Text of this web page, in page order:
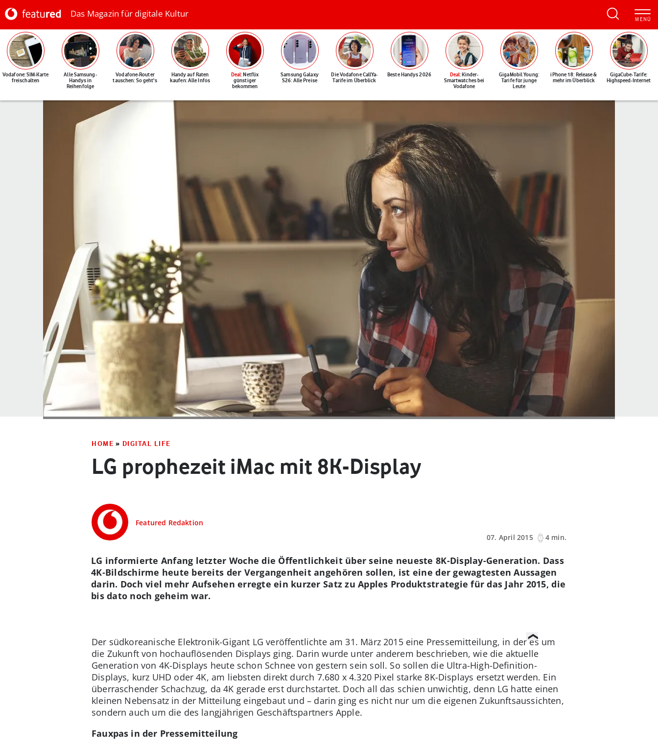
Das Magazin für digitale Kultur
Vodafone: SIM-Karte
freischalten
Alle Samsung-
Handys in
Reihenfolge
Vodafone-Router
tauschen: So geht's
Handy auf Raten
kaufen: Alle Infos
Deal: Netflix
günstiger
bekommen
Samsung Galaxy
S26: Alle Preise
Die Vodafone CallYa-
Tarife im Überblick
Beste Handys 2026 Deal: Kinder-
Smartwatches bei
Vodafone
GigaMobil Young:
Tarife für junge
Leute
iPhone 18: Release &
mehr im Überblick
GigaCube-Tarife:
Highspeed-Internet
HOME » DIGITAL LIFE
LG prophezeit iMac mit 8K-Display
Featured Redaktion
07. April 2015
4 min.
LG informierte Anfang letzter Woche die Öffentlichkeit über seine neueste 8K-Display-Generation. Dass
4K-Bildschirme heute bereits der Vergangenheit angehören sollen, ist eine der gewagtesten Aussagen
darin. Doch viel mehr Aufsehen erregte ein kurzer Satz zu Apples Produktstrategie für das Jahr 2015, die
bis dato noch geheim war.
Der südkoreanische Elektronik-Gigant LG veröffentlichte am 31. März 2015 eine Pressemitteilung, in der es um
die Zukunft von hochauflösenden Displays ging. Darin wurde unter anderem beschrieben, wie die aktuelle
Generation von 4K-Displays heute schon Schnee von gestern sein soll. So sollen die Ultra-High-Definition-
Displays, kurz UHD oder 4K, am liebsten direkt durch 7.680 x 4.320 Pixel starke 8K-Displays ersetzt werden. Ein
überraschender Schachzug, da 4K gerade erst durchstartet. Doch all das schien unwichtig, denn LG hatte einen
kleinen Nebensatz in der Mitteilung eingebaut und – darin ging es nicht nur um die eigenen Zukunftsaussichten,
sondern auch um die des langjährigen Geschäftspartners Apple.
Fauxpas in der Pressemitteilung